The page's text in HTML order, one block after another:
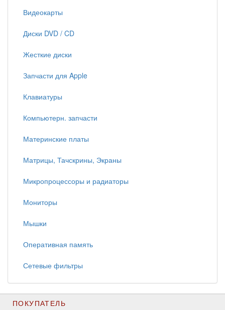
Видеокарты
Диски DVD / CD
Жесткие диски
Запчасти для Apple
Клавиатуры
Компьютерн. запчасти
Материнские платы
Матрицы, Тачскрины, Экраны
Микропроцессоры и радиаторы
Мониторы
Мышки
Оперативная память
Сетевые фильтры
ПОКУПАТЕЛЬ